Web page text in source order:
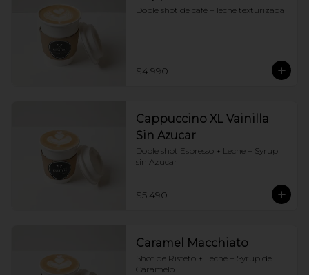
Doble shot de café + leche texturizada
$4.990
Cappuccino XL Vainilla
Sin Azucar
Doble shot Espresso + Leche + Syrup
sin Azucar
$5.490
Caramel Macchiato
Shot de Risteto + Leche + Syrup de
Caramelo